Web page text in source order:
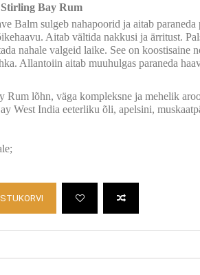
Stirling Bay Rum
Balm sulgeb nahapoorid ja aitab paraneda
Aitab vältida nakkusi ja ärritust.
nahale valgeid laike. See on koostisaine
Allantoiin aitab muuhulgas paraneda
Rum lõhn, väga kompleksne ja mehelik
West India eeterliku õli, apelsini,